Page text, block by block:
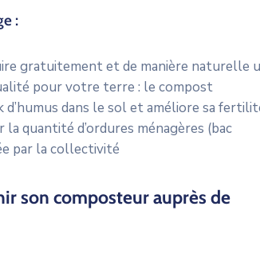
:
gratuitement et de manière naturelle
pour votre terre : le compost
dans le sol et améliore sa
quantité d’ordures ménagères (bac
par la collectivité
son composteur auprès de